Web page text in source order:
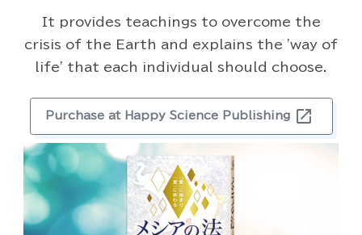
It provides teachings to overcome the
crisis of the Earth and explains the 'way of
life' that each individual should choose.
Purchase at Happy Science Publishing open_in_new